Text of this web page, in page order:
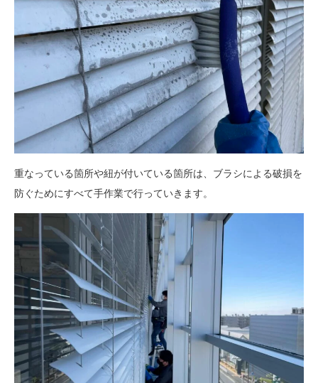
重なっている箇所や紐が付いている箇所は、ブラシによる破損を
防ぐためにすべて手作業で行っていきます。